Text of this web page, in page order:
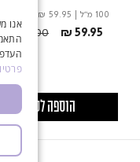
100 מ"ל ₪ 59.95
₪ 59.95
Price reduced from
₪ 109.00to
הוספה לסל
אנו